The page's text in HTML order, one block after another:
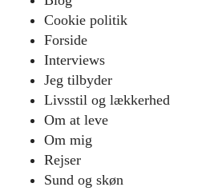
Cookie politik
Forside
Interviews
Jeg tilbyder
Livsstil og lækkerhed
Om at leve
Om mig
Rejser
Sund og skøn